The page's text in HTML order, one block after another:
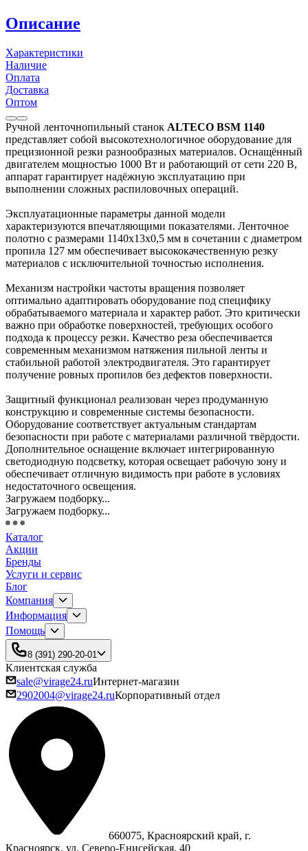
Описание
Характеристики
Наличие
Оплата
Доставка
Оптом
Ручной ленточнопильный станок ALTECO BSM 1140
представляет собой высокотехнологичное оборудование для
прецизионной резки разнообразных материалов. Оснащённый
двигателем мощностью 1000 Вт и работающий от сети 220 В,
аппарат гарантирует надёжную эксплуатацию при
выполнении сложных распиловочных операций.
Эксплуатационные параметры данной модели
характеризуются впечатляющими показателями. Ленточное
полотно с размерами 1140х13х0,5 мм в сочетании с диаметром
пропила 127 мм обеспечивает высококачественную резку
материалов с исключительной точностью исполнения.
Механизм настройки частоты вращения позволяет
оптимально адаптировать оборудование под специфику
обрабатываемого материала и характер работ. Это критически
важно при обработке поверхностей, требующих особого
подхода к процессу резки. Качество реза обеспечивается
современным механизмом натяжения пильной ленты и
стабильной работой электродвигателя. Это гарантирует
получение ровных пропилов без дефектов поверхности.
Защитный функционал реализован через продуманную
конструкцию и современные системы безопасности.
Оборудование соответствует актуальным стандартам
безопасности при работе с материалами различной твёрдости.
Дополнительное оснащение включает интегрированную
светодиодную подсветку, которая освещает рабочую зону и
обеспечивает отличную видимость при работе в условиях
недостаточного освещения.
Загружаем подборку...
Загружаем подборку...
Каталог
Акции
Бренды
Услуги и сервис
Блог
Компания
Информация
Помощь
8 (391) 290-20-01
Клиентская служба
sale@virage24.ruИнтернет-магазин
2902004@virage24.ruКорпоративный отдел
660075, Красноярский край, г.
Красноярск, ул. Северо‑Енисейская, 40